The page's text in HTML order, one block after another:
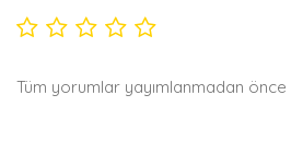
Tüm yorumlar yayımlanmadan